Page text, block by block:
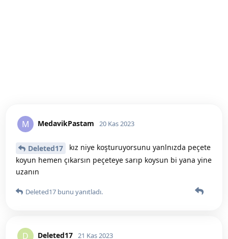
M MedavikPastam 20 Kas 2023
Deleted17
kız niye koşturuyorsunu yanlnızda peçete
koyun hemen çıkarsın peçeteye sarıp koysun bi yana yine
uzanın
Deleted17 bunu yanıtladı.
D Deleted17 21 Kas 2023